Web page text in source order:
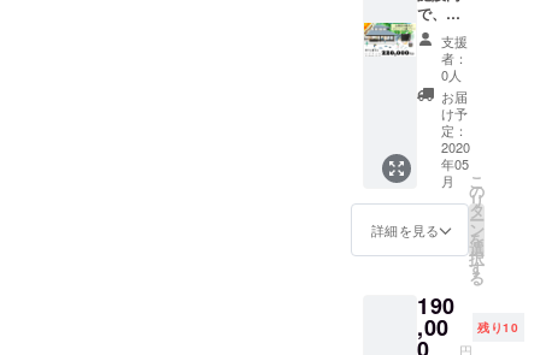
際にHP
もしく
は予約
サイト
よりご
確認く
ださ
い。
(https://
www.u
me-
yamazo
e.com/)
※割引
を発行
いたし
ます。
ん。
※「宿泊
だけ事
前決
済、カ
フェだ
けチ
ケット
利用」
といっ
に、事
前決済
トの併
用は可
能で
お名
前： 送
付先電
話番
号： 配
送形
態：通
常冷蔵
配送・
瞬間冷
※冷凍の
賞味期
蔵は製
造より
48時間
ケット
利用」
といっ
たよう
に、事
前決済
とume,
チケッ
トの併
用は可
能で
す。 ※
節によ
り変動
しま
で現金
代わり
にご利
用いた
だくこ
とがで
きま
す。下
記注意
事項を
必ずご
確認く
ト有効
期限：
2021年
カ
フェ、
雑貨購
入等で
使うこ
とがで
きま
す。 ※
チケッ
トはお
釣りを
お渡し
するこ
とがで
ん。端
数につ
きまし
ディン
グとし
ても最
適な空
間を提
供する
ことが
できま
す！ ----
-----------
-----------
-----------
-----------
--------
ご予約
にあた
り、注
す。下
記注意
事項を
必ずご
確認く
ださ
い。 ※
チケッ
ト有効
期限：
チケッ
ト到着
より、3
年間有
す。
（2020
年5月ご
師とな
り、地
方での
新しい
仕事の
作り
方・行
政と連
携した
事業の
進め
方・地
方での
着地型
ウンド
の成功
事例な
で、ど
んな内
容でも
使える
お得な
チケッ
トで
す！◎
宿泊割
引券に
するで
もよ
し、お
食事や
フェ、
施設内
で販売
支援
者：
0人
お届
け予
定：
2020
年05
月
詳細を見る
こ
の
リ
タ
ー
ン
を
選
択
す
る
190
,00
円
残り10